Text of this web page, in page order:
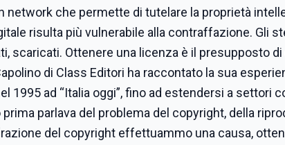
network che permette di tutelare la proprietà
risulta più vulnerabile alla contraffazione. Gli
scaricati. Ottenere una licenza è il presupposto
di Class Editori ha raccontato la sua
1995 ad “Italia oggi”, fino ad estendersi a settori
prima parlava del problema del copyright, della
del copyright effettuammo una causa,